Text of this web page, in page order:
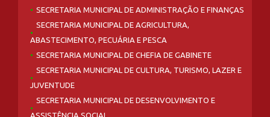
SECRETARIA MUNICIPAL DE ADMINISTRAÇÃO E FINANÇAS
SECRETARIA MUNICIPAL DE AGRICULTURA,
ABASTECIMENTO, PECUÁRIA E PESCA
SECRETARIA MUNICIPAL DE CHEFIA DE GABINETE
SECRETARIA MUNICIPAL DE CULTURA, TURISMO, LAZER E
JUVENTUDE
SECRETARIA MUNICIPAL DE DESENVOLVIMENTO E
ASSISTÊNCIA SOCIAL